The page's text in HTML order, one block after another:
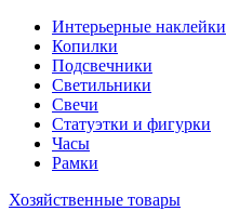
Интерьерные наклейки
Копилки
Подсвечники
Светильники
Свечи
Статуэтки и фигурки
Часы
Рамки
Хозяйственные товары